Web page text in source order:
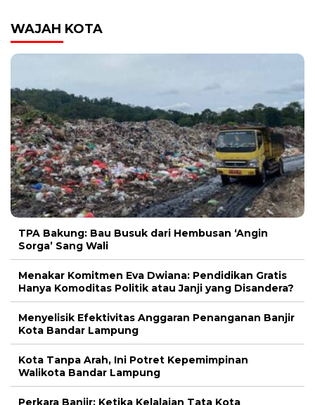
WAJAH KOTA
TPA Bakung: Bau Busuk dari Hembusan ‘Angin
Sorga’ Sang Wali
Menakar Komitmen Eva Dwiana: Pendidikan Gratis
Hanya Komoditas Politik atau Janji yang Disandera?
Menyelisik Efektivitas Anggaran Penanganan Banjir
Kota Bandar Lampung
Kota Tanpa Arah, Ini Potret Kepemimpinan
Walikota Bandar Lampung
Perkara Banjir: Ketika Kelalaian Tata Kota